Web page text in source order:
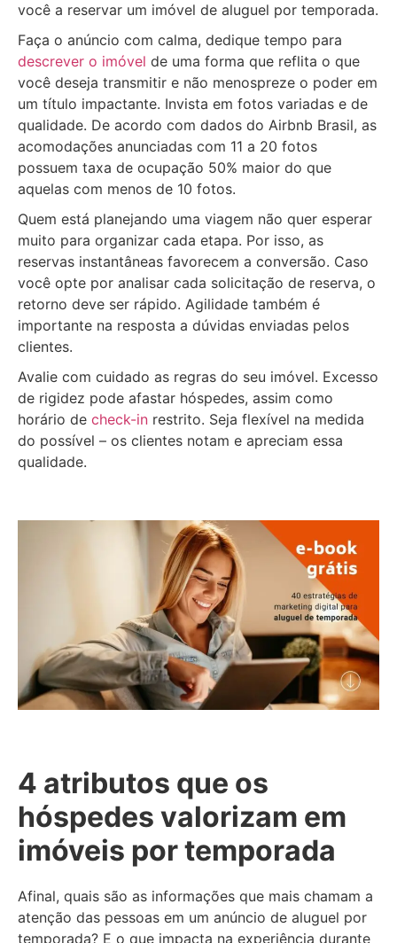
você a reservar um imóvel de aluguel por temporada.
Faça o anúncio com calma, dedique tempo para
descrever o imóvel de uma forma que reflita o que
você deseja transmitir e não menospreze o poder em
um título impactante. Invista em fotos variadas e de
qualidade. De acordo com dados do Airbnb Brasil, as
acomodações anunciadas com 11 a 20 fotos
possuem taxa de ocupação 50% maior do que
aquelas com menos de 10 fotos.
Quem está planejando uma viagem não quer esperar
muito para organizar cada etapa. Por isso, as
reservas instantâneas favorecem a conversão. Caso
você opte por analisar cada solicitação de reserva, o
retorno deve ser rápido. Agilidade também é
importante na resposta a dúvidas enviadas pelos
clientes.
Avalie com cuidado as regras do seu imóvel. Excesso
de rigidez pode afastar hóspedes, assim como
horário de check-in restrito. Seja flexível na medida
do possível – os clientes notam e apreciam essa
qualidade.
4 atributos que os
hóspedes valorizam em
imóveis por temporada
Afinal, quais são as informações que mais chamam a
atenção das pessoas em um anúncio de aluguel por
temporada? E o que impacta na experiência durante